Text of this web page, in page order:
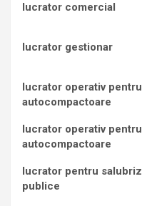
lucrator comercial
lucrator gestionar
lucrator operativ pentru
autocompactoare
lucrator operativ pentru
autocompactoare
lucrator pentru
publice